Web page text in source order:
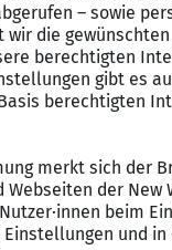
DICH:
eine direkte
optimieren wir
und
das
vor.